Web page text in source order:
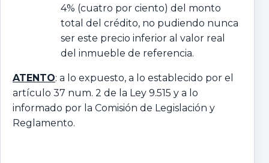
4% (cuatro por ciento) del monto
total del crédito, no pudiendo nunca
ser este precio inferior al valor real
del inmueble de referencia.
ATENTO: a lo expuesto, a lo establecido por el
artículo 37 num. 2 de la Ley 9.515 y a lo
informado por la Comisión de Legislación y
Reglamento.